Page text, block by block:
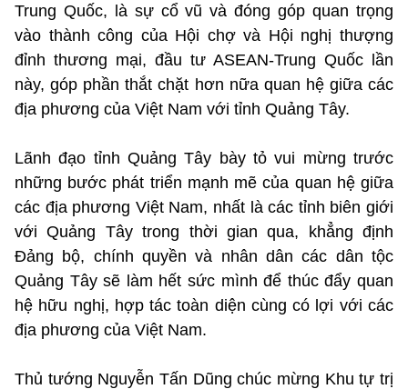
Trung Quốc, là sự cổ vũ và đóng góp quan trọng
vào thành công của Hội chợ và Hội nghị thượng
đỉnh thương mại, đầu tư ASEAN-Trung Quốc lần
này, góp phần thắt chặt hơn nữa quan hệ giữa các
địa phương của Việt Nam với tỉnh Quảng Tây.
Lãnh đạo tỉnh Quảng Tây bày tỏ vui mừng trước
những bước phát triển mạnh mẽ của quan hệ giữa
các địa phương Việt Nam, nhất là các tỉnh biên giới
với Quảng Tây trong thời gian qua, khẳng định
Đảng bộ, chính quyền và nhân dân các dân tộc
Quảng Tây sẽ làm hết sức mình để thúc đẩy quan
hệ hữu nghị, hợp tác toàn diện cùng có lợi với các
địa phương của Việt Nam.
Thủ tướng Nguyễn Tấn Dũng chúc mừng Khu tự trị